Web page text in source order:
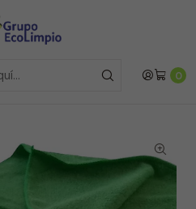
0
medio día de
a traves de Bluexpress
e Implementos
50 x70 doble con Ojal